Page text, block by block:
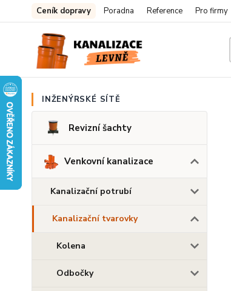
Ceník dopravy Poradna Reference Pro firmy
INŽENÝRSKÉ SÍTĚ
Revizní šachty
Venkovní kanalizace
Kanalizační potrubí
Kanalizační tvarovky
Kolena
Odbočky